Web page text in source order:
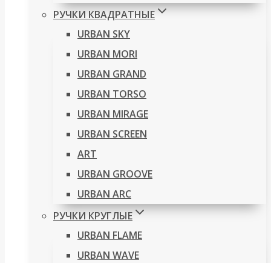
РУЧКИ КВАДРАТНЫЕ
URBAN SKY
URBAN MORI
URBAN GRAND
URBAN TORSO
URBAN MIRAGE
URBAN SCREEN
ART
URBAN GROOVE
URBAN ARC
РУЧКИ КРУГЛЫЕ
URBAN FLAME
URBAN WAVE